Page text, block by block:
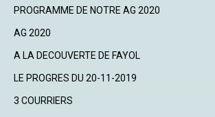
PROGRAMME DE NOTRE AG 2020
AG 2020
A LA DECOUVERTE DE FAYOL
LE PROGRES DU 20-11-2019
3 COURRIERS